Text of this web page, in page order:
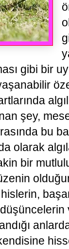
gibi bir
şey,
bu
olarak
bir